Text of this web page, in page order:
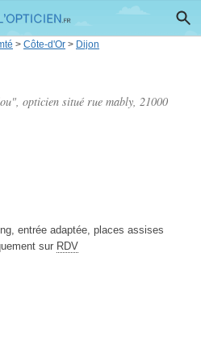
> Côte-d'Or > Dijon
opticien situé rue mably, 21000
entrée adaptée, places assises
sur RDV